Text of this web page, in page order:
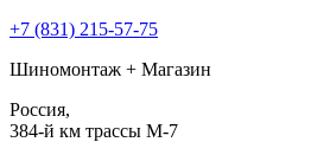
+7 (831) 215-57-75
Шиномонтаж + Магазин
Россия,
384-й км трассы М-7